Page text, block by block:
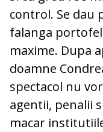
control. Se dau
falanga
maxime. Dupa
doamne
spectacol nu
agentii, penalii
macar